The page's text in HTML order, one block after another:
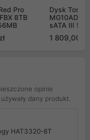
Pro
8TB
Dysk
sATA III
Surveillance
1 809,00 zł
opinie
dany produkt.
HAT3320-8T